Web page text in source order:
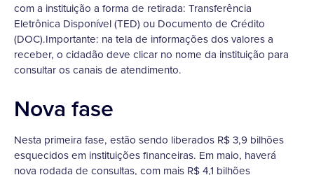
com a instituição a forma de retirada: Transferência
Eletrônica Disponível (TED) ou Documento de Crédito
(DOC).Importante: na tela de informações dos valores a
receber, o cidadão deve clicar no nome da instituição para
consultar os canais de atendimento.
Nova fase
Nesta primeira fase, estão sendo liberados R$ 3,9 bilhões
esquecidos em instituições financeiras. Em maio, haverá
nova rodada de consultas, com mais R$ 4,1 bilhões